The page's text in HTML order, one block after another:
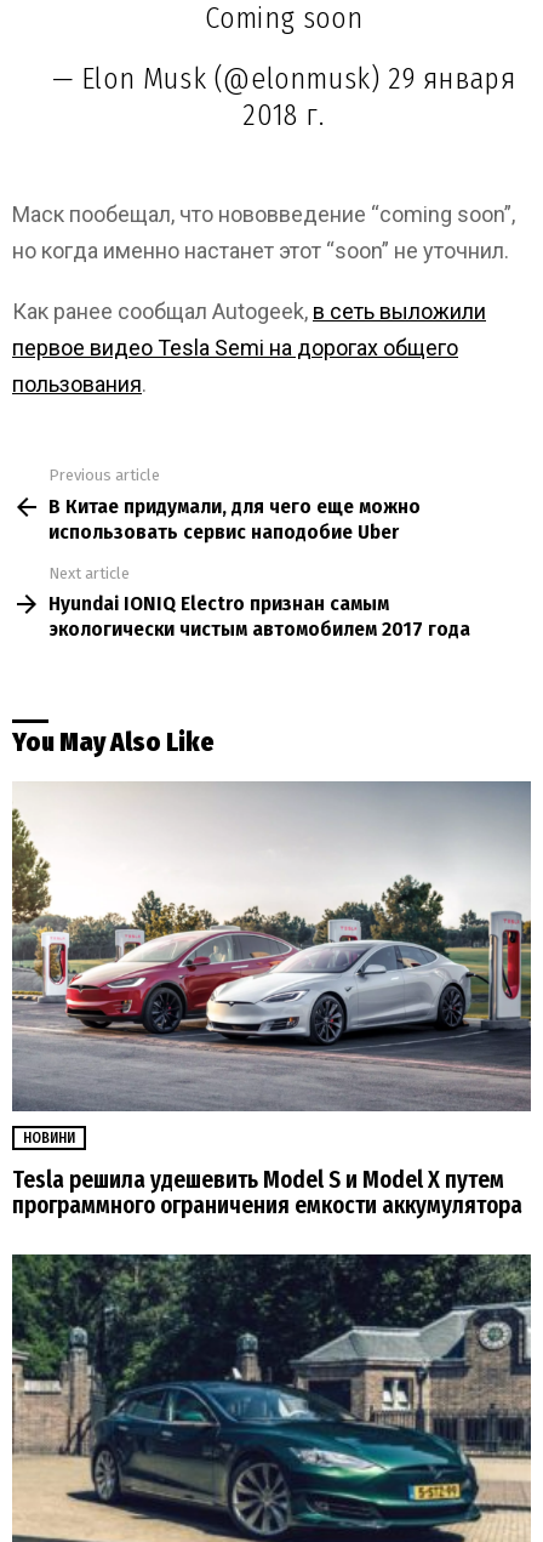
Coming soon
— Elon Musk (@elonmusk) 29 января
2018 г.
Маск пообещал, что нововведение “coming soon”,
но когда именно настанет этот “soon” не уточнил.
Как ранее сообщал Autogeek, в сеть выложили
первое видео Tesla Semi на дорогах общего
пользования.
more
Previous article
В Китае придумали, для чего еще можно
использовать сервис наподобие Uber
Next article
Hyundai IONIQ Electro признан самым
экологически чистым автомобилем 2017 года
You May Also Like
НОВИНИ
Tesla решила удешевить Model S и Model X путем
программного ограничения емкости аккумулятора